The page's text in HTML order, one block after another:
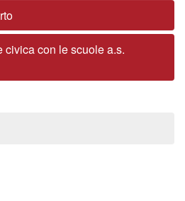
civica con le scuole a.s.